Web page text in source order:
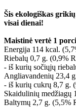
Šis ekologiškas
visai dienai!
Maistinė vertė 1
Energija 114 kcal.
Riebalų 0,7 g. (0,9%
- iš kurių sočiųjų
Angliavandenių 23,4
- iš kurių cukrų 8,7 g.
Skaidulinių medžiagų
Baltymų 2,7 g. (5,5%